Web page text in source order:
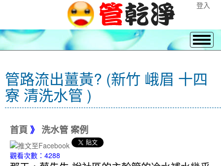
登入
管路流出薑黃? (新竹 峨眉 十四
寮 清洗水管 )
首頁 》 洗水管 案例
觀看次數：4288